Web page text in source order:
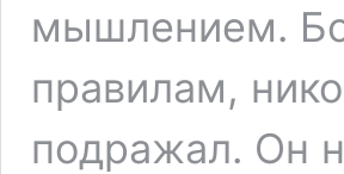
мышлением.
правилам,
подражал. Он